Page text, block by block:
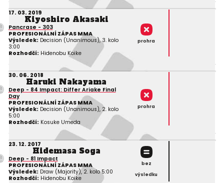
17. 03. 2019
Kiyoshiro Akasaki
Pancrase - 303
PROFESIONÁLNÍ ZÁPAS MMA
Výsledek: Decision (Unanimous), 3. kolo
3:00
Rozhodčí: Hidenobu Koike
prohra
30. 06. 2018
Haruki Nakayama
Deep - 84 Impact: Differ Ariake Final
Day
PROFESIONÁLNÍ ZÁPAS MMA
Výsledek: Decision (Unanimous), 2. kolo
5:00
Rozhodčí: Kosuke Umeda
prohra
23. 12. 2017
Hidemasa Soga
Deep - 81 Impact
PROFESIONÁLNÍ ZÁPAS MMA
Výsledek: Draw (Majority), 2. kolo 5:00
Rozhodčí: Hidenobu Koike
bez
výsledku